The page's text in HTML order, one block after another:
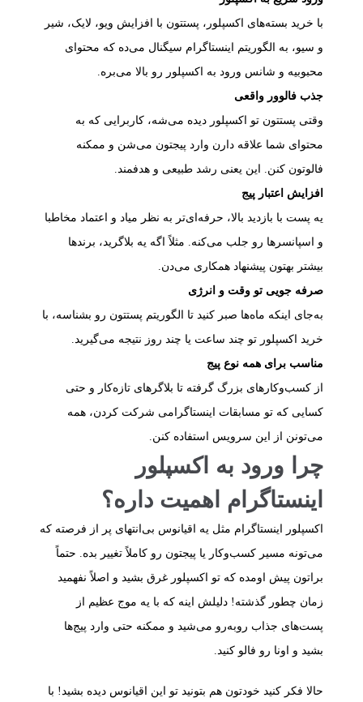
با خرید بسته‌های اکسپلور، پستتون با افزایش ویو، لایک، شیر
و سیو، به الگوریتم اینستاگرام سیگنال می‌ده که محتوای
محبوبیه و شانس ورود به اکسپلور رو بالا می‌بره.
جذب فالوور واقعی
وقتی پستتون تو اکسپلور دیده می‌شه، کاربرایی که به
محتوای شما علاقه دارن وارد پیجتون می‌شن و ممکنه
فالوتون کنن. این یعنی رشد طبیعی و هدفمند.
افزایش اعتبار پیج
یه پست با بازدید بالا، حرفه‌ای‌تر به نظر میاد و اعتماد مخاطبا
و اسپانسرها رو جلب می‌کنه. مثلاً اگه یه بلاگرید، برندها
بیشتر بهتون پیشنهاد همکاری می‌دن.
صرفه‌ جویی تو وقت و انرژی
به‌جای اینکه ماه‌ها صبر کنید تا الگوریتم پستتون رو بشناسه، با
خرید اکسپلور تو چند ساعت یا چند روز نتیجه می‌گیرید.
مناسب برای همه نوع پیج
از کسب‌وکارهای بزرگ گرفته تا بلاگرهای تازه‌کار و حتی
کسایی که تو مسابقات اینستاگرامی شرکت کردن، همه
می‌تونن از این سرویس استفاده کنن.
چرا ورود به اکسپلور
اینستاگرام اهمیت داره؟
اکسپلور اینستاگرام مثل یه اقیانوس بی‌انتهای پر از فرصته که
می‌تونه مسیر کسب‌وکار یا پیجتون رو کاملاً تغییر بده. حتماً
براتون پیش اومده که تو اکسپلور غرق بشید و اصلاً نفهمید
زمان چطور گذشته! دلیلش اینه که با یه موج عظیم از
پست‌های جذاب روبه‌رو می‌شید و ممکنه حتی وارد پیج‌ها
بشید و اونا رو فالو کنید.
حالا فکر کنید خودتون هم بتونید تو این اقیانوس دیده بشید! با